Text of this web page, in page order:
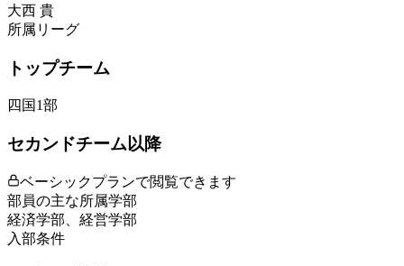
大西 貴
所属リーグ
トップチーム
四国1部
セカンドチーム以降
ベーシックプランで閲覧できます
部員の主な所属学部
経済学部、経営学部
入部条件